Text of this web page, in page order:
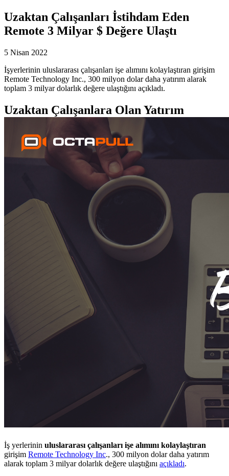
Uzaktan Çalışanları İstihdam Eden
Remote 3 Milyar $ Değere Ulaştı
5 Nisan 2022
İşyerlerinin uluslararası çalışanları işe alımını kolaylaştıran girişim
Remote Technology Inc., 300 milyon dolar daha yatırım alarak
toplam 3 milyar dolarlık değere ulaştığını açıkladı.
Uzaktan Çalışanlara Olan Yatırım
İş yerlerinin uluslararası çalışanları işe alımını kolaylaştıran
girişim Remote Technology Inc., 300 milyon dolar daha yatırım
alarak toplam 3 milyar dolarlık değere ulaştığını açıkladı.